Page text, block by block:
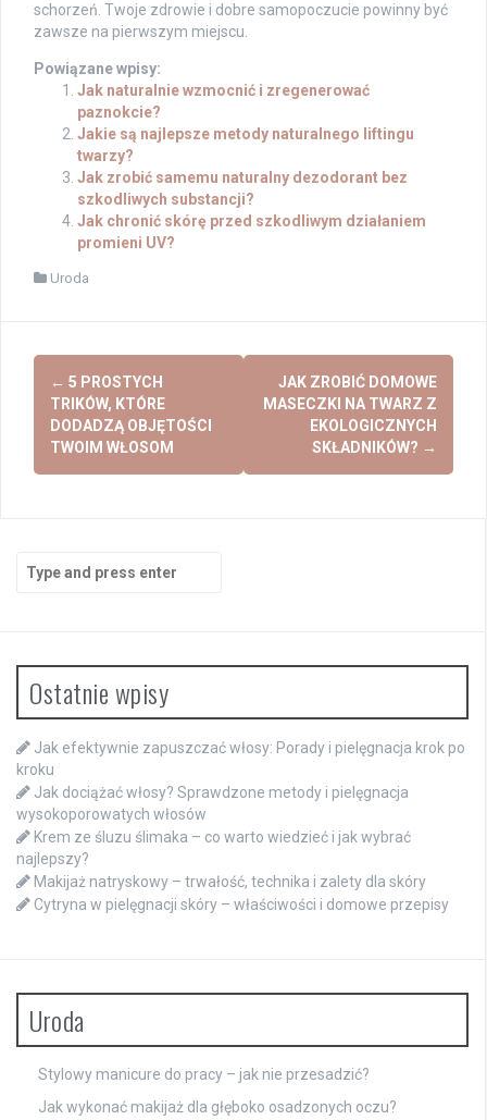
schorzeń. Twoje zdrowie i dobre samopoczucie powinny być
zawsze na pierwszym miejscu.
Powiązane wpisy:
Jak naturalnie wzmocnić i zregenerować
paznokcie?
Jakie są najlepsze metody naturalnego liftingu
twarzy?
Jak zrobić samemu naturalny dezodorant bez
szkodliwych substancji?
Jak chronić skórę przed szkodliwym działaniem
promieni UV?
Uroda
Post
navigation
← 5 PROSTYCH
TRIKÓW, KTÓRE
DODADZĄ OBJĘTOŚCI
TWOIM WŁOSOM
JAK ZROBIĆ DOMOWE
MASECZKI NA TWARZ Z
EKOLOGICZNYCH
SKŁADNIKÓW? →
Search
for:
Ostatnie wpisy
Jak efektywnie zapuszczać włosy: Porady i pielęgnacja krok po
kroku
Jak dociążać włosy? Sprawdzone metody i pielęgnacja
wysokoporowatych włosów
Krem ze śluzu ślimaka – co warto wiedzieć i jak wybrać
najlepszy?
Makijaż natryskowy – trwałość, technika i zalety dla skóry
Cytryna w pielęgnacji skóry – właściwości i domowe przepisy
Uroda
Stylowy manicure do pracy – jak nie przesadzić?
Jak wykonać makijaż dla głęboko osadzonych oczu?